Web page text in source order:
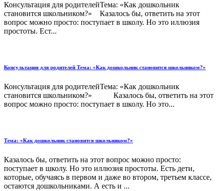
Консультация для родителейТема: «Как дошкольник
становится школьником?» Казалось бы, ответить на этот
вопрос можно просто: поступает в школу. Но это иллюзия
простоты. Ест...
Консультация для родителей Тема: «Как дошкольник становится школьником?»
Консультация для родителейТема: «Как дошкольник
становится школьником?» Казалось бы, ответить на этот
вопрос можно просто: поступает в школу. Но это...
Тема: «Как дошкольник становится школьником?»
Казалось бы, ответить на этот вопрос можно просто:
поступает в школу. Но это иллюзия простоты. Есть дети,
которые, обучаясь в первом и даже во втором, третьем классе,
остаются дошкольниками. А есть и ...